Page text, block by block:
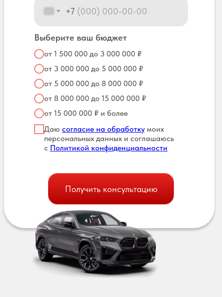
+7
Выберите ваш бюджет
от 1 500 000 до 3 000 000 ₽
от 3 000 000 до 5 000 000 ₽
от 5 000 000 до 8 000 000 ₽
от 8 000 000 до 15 000 000 ₽
от 15 000 000 ₽ и более
Даю согласие на обработку моих
персональных данных и соглашаюсь
с Политикой конфиденциальности
Получить консультацию